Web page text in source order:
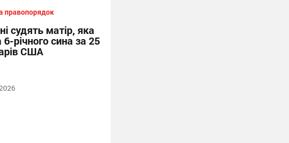
правопорядок
судять матір, яка
річного сина за 25
США